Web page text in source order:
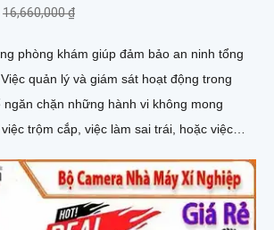
16,660,000 ₫
phòng khám giúp đảm bảo an ninh tổng
ngăn chặn những hành vi không mong
trộm cắp, việc làm sai trái, hoặc việc